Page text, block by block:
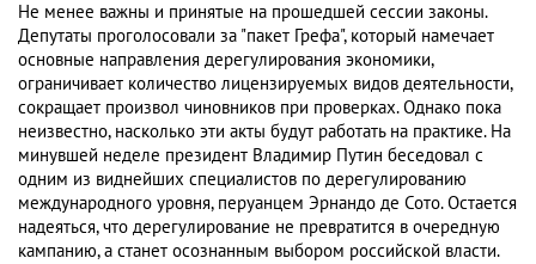
Не менее важны и принятые на прошедшей сессии законы.
Депутаты проголосовали за "пакет Грефа", который намечает
основные направления дерегулирования экономики,
ограничивает количество лицензируемых видов деятельности,
сокращает произвол чиновников при проверках. Однако пока
неизвестно, насколько эти акты будут работать на практике. На
минувшей неделе президент Владимир Путин беседовал с
одним из виднейших специалистов по дерегулированию
международного уровня, перуанцем Эрнандо де Сото. Остается
надеяться, что дерегулирование не превратится в очередную
кампанию, а станет осознанным выбором российской власти.